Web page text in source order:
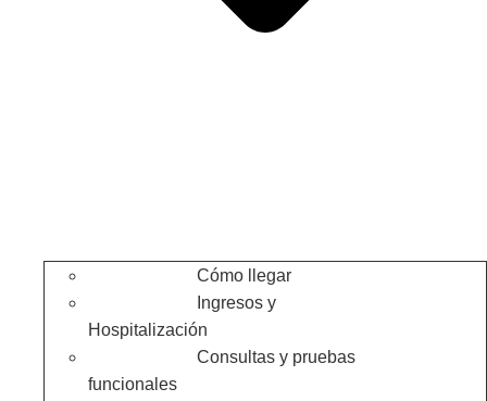
Cómo llegar
Ingresos y
Hospitalización
Consultas y pruebas
funcionales